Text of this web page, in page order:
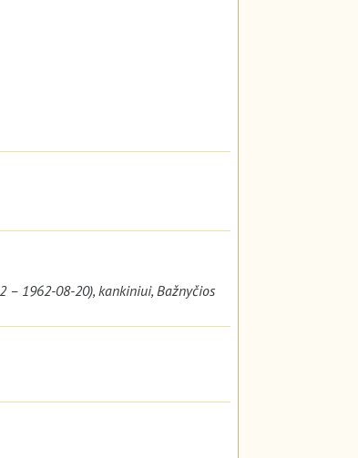
– 1962-08-20), kankiniui, Bažnyčios